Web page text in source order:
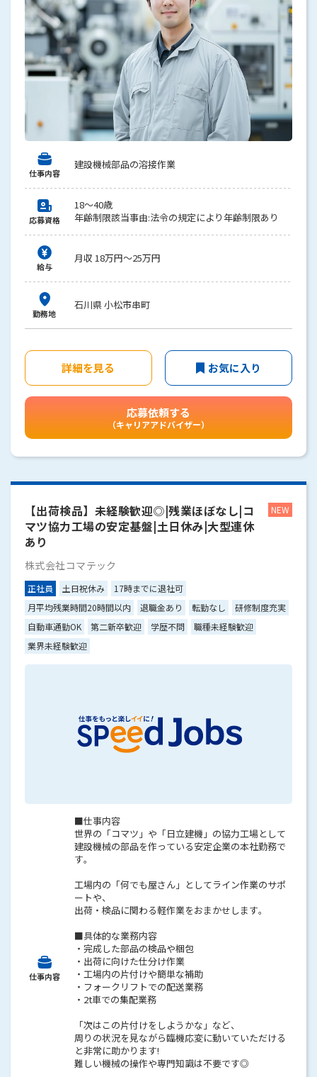
仕事内容
建設機械部品の溶接作業
応募資格
18～40歳
年齢制限該当事由:法令の規定により年齢制限あり
給与
月収 18万円～25万円
勤務地
石川県 小松市串町
詳細を見る
応募依頼する
（キャリアアドバイザー）
お気に入り
【出荷検品】未経験歓迎◎|残業ほぼなし|コ
マツ協力工場の安定基盤|土日休み|大型連休
あり
株式会社コマテック
正社員 土日祝休み
17時までに退社可
月平均残業時間20時間以内
退職金あり 転勤なし
研修制度充実
自動車通勤OK
第二新卒歓迎 学歴不問
職種未経験歓迎
業界未経験歓迎
仕事内容
■仕事内容
世界の「コマツ」や「日立建機」の協力工場として
建設機械の部品を作っている安定企業の本社勤務で
す。
工場内の「何でも屋さん」としてライン作業のサポ
ートや、
出荷・検品に関わる軽作業をおまかせします。
■具体的な業務内容
・完成した部品の検品や梱包
・出荷に向けた仕分け作業
・工場内の片付けや簡単な補助
・フォークリフトでの配送業務
・2t車での集配業務
「次はこの片付けをしようかな」など、
周りの状況を見ながら臨機応変に動いていただける
と非常に助かります!
難しい機械の操作や専門知識は不要です◎